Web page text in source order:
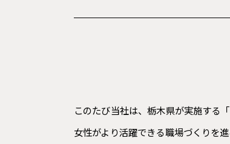
このたび当社は、栃木県が実施する
女性がより活躍できる職場づくりを